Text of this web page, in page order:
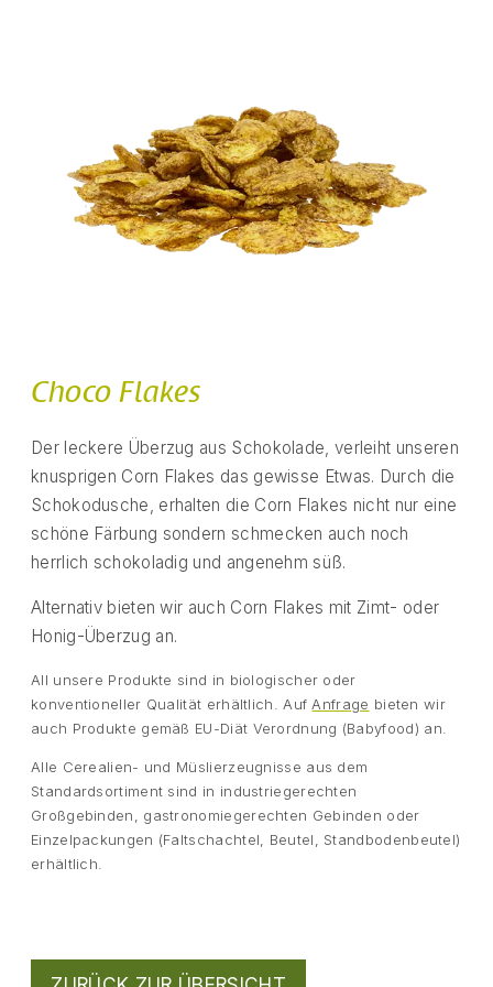
Choco Flakes
Der leckere Überzug aus Schokolade, verleiht unseren
knusprigen Corn Flakes das gewisse Etwas. Durch die
Schokodusche, erhalten die Corn Flakes nicht nur eine
schöne Färbung sondern schmecken auch noch
herrlich schokoladig und angenehm süß.
Alternativ bieten wir auch Corn Flakes mit Zimt- oder
Honig-Überzug an.
All unsere Produkte sind in biologischer oder
konventioneller Qualität erhältlich. Auf Anfrage bieten wir
auch Produkte gemäß EU-Diät Verordnung (Babyfood) an.
Alle Cerealien- und Müslierzeugnisse aus dem
Standardsortiment sind in industriegerechten
Großgebinden, gastronomiegerechten Gebinden oder
Einzelpackungen (Faltschachtel, Beutel, Standbodenbeutel)
erhältlich.